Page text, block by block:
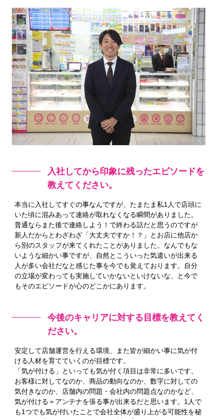
入社してから印象に残ったエピソードを
教えてください。
本当に入社してすぐの事なんですが、たまたま私1人で店頭に
いた頃に混みあって連絡が取れなくなる瞬間がありました。
普通ならまた後で連絡しよう！で終わる話だと思うのですが
新人だからとわざわざ「大丈夫ですか！？」とお店に他店か
ら別のスタッフが来てくれたことがありました。なんでもな
いような細かい事ですが、自然とこういった気遣いが出来る
人が多い会社だなと感じた事を今でも覚えております。自分
の立場が変わっても実施していかないといけないな、と今で
もそのエピソードが心のどこかにあります。
今後のキャリアに対する目標を教えてく
ださい。
安定して店舗運営を行える環境、また皆が細かい事に気が付
ける人材を育てていくのが目標です。
「気が付ける」といっても気が付く項目は非常に多いです。
お客様に対してなのか、商品の動向なのか、数字に対しての
気付きなのか、店舗内の問題・会社内の問題点なのかなど、
気が付ける＝アンテナを張る事が出来るだと思います。1人で
も1つでも気が付いたことで会社全体が盛り上がる可能性を秘